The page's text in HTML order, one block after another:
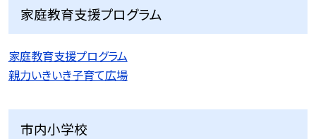
家庭教育支援プログラム
家庭教育支援プログラム
親力いきいき子育て広場
市内小学校